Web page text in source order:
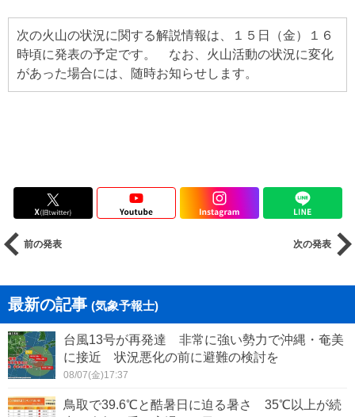
次の火山の状況に関する解説情報は、１５日（金）１６
時頃に発表の予定です。 なお、火山活動の状況に変化
があった場合には、随時お知らせします。
前の発表 次の発表
最新の記事 (気象予報士)
台風13号が再発達 非常に強い勢力で沖縄・奄美
に接近 状況悪化の前に避難の検討を
08/07(金)17:37
鳥取で39.6℃と酷暑日に迫る暑さ 35℃以上が続